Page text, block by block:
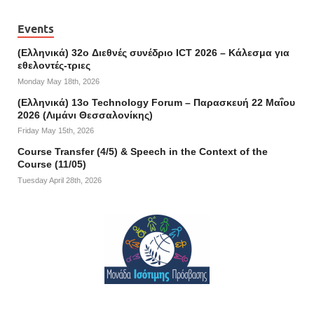
Events
(Ελληνικά) 32o Διεθνές συνέδριο ICT 2026 – Κάλεσμα για
εθελοντές-τριες
Monday May 18th, 2026
(Ελληνικά) 13ο Technology Forum – Παρασκευή 22 Μαΐου
2026 (Λιμάνι Θεσσαλονίκης)
Friday May 15th, 2026
Course Transfer (4/5) & Speech in the Context of the
Course (11/05)
Tuesday April 28th, 2026